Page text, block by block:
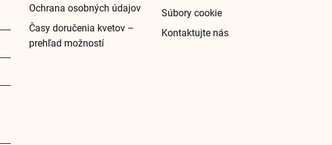
Ochrana osobných údajov
Časy doručenia kvetov –
prehľad možností
Súbory cookie
Kontaktujte nás